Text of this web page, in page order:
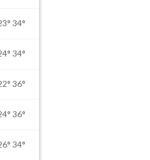
34°
34°
36°
36°
34°